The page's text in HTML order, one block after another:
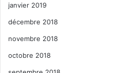
janvier 2019
décembre 2018
novembre 2018
octobre 2018